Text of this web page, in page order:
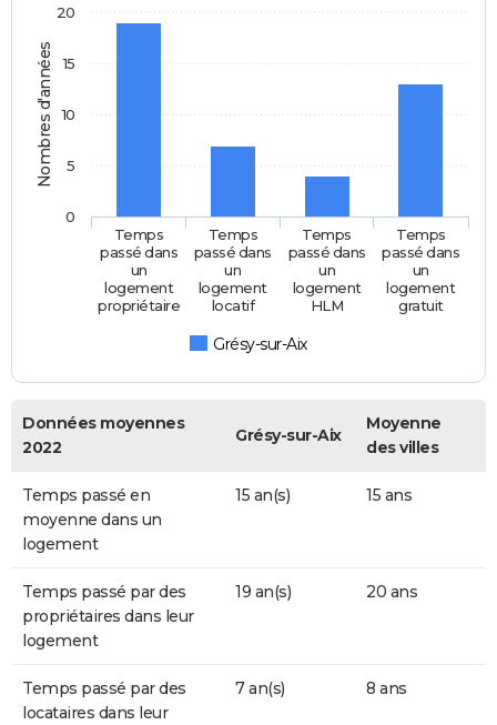
Nombres d'années
Grésy-sur-Aix
Temps
passé dans
un
logement
propriétaire
Temps
passé dans
un
logement
locatif
Temps
passé dans
un
logement
HLM
Temps
passé dans
un
logement
gratuit
0
5
10
15
20
Données moyennes
2022
Grésy-sur-Aix
Moyenne
des villes
Temps passé en
moyenne dans un
logement
15 an(s) 15 ans
Temps passé par des
propriétaires dans leur
logement
19 an(s) 20 ans
Temps passé par des
locataires dans leur
7 an(s) 8 ans